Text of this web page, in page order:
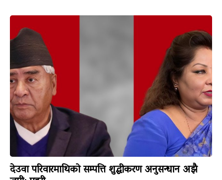
देउवा परिवारमाथिको सम्पत्ति शुद्धीकरण अनुसन्धान अझै